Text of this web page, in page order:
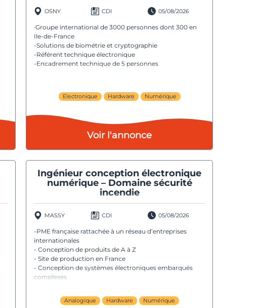
OSNY CDI 05/08/2026
·Groupe international de 3000 personnes dont 300 en
Ile-de-France
-Solutions de biométrie et cryptographie
-Référent technique électronique
-Encadrement technique de 5 personnes
Electronique Hardware Numérique
Voir l'annonce
Ingénieur conception électronique
numérique – Domaine sécurité
incendie
MASSY CDI 05/08/2026
-PME française rattachée à un réseau d’entreprises
internationales
- Conception de produits de A à Z
- Site de production en France
- Conception de systèmes électroniques embarqués
complexes
Analogique Hardware Numérique